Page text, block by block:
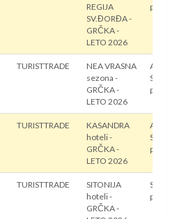
REGIJA
SV.ĐORĐA -
GRČKA -
LETO 2026
prevoz
TURISTTRADE
NEA VRASNA
sezona -
GRČKA -
LETO 2026
prevoz
TURISTTRADE
KASANDRA
hoteli -
GRČKA -
LETO 2026
prevoz
TURISTTRADE
SITONIJA
hoteli -
GRČKA -
prevoz